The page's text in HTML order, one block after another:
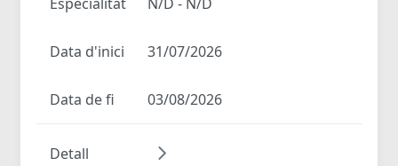
Data d'inici 31/07/2026
Data de fi 03/08/2026
Detall